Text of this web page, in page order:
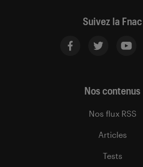
Suivez la Fnac
Nos contenus
Nos flux RSS
Articles
Tests